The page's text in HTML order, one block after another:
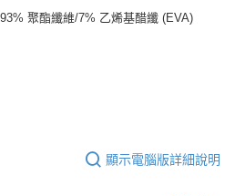
聚酯纖維/7% 乙烯基醋纖 (EVA)
顯示電腦版詳細說明